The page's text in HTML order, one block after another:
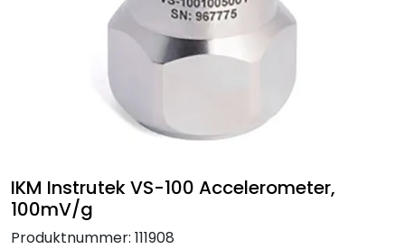
IKM Instrutek VS-100 Accelerometer,
100mV/g
Produktnummer: 111908
Navigasjon & Kommunikasjon
Maskinvern & Instrumentering
Kampanjer